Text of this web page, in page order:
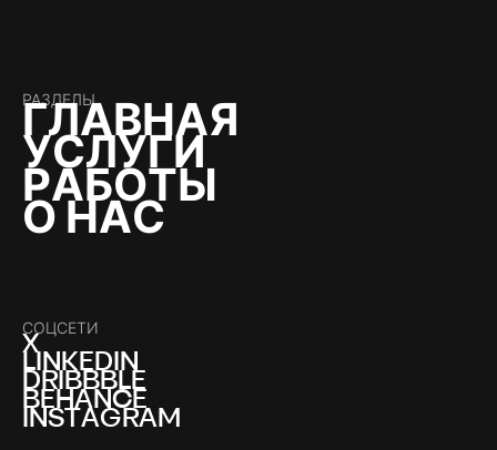
РАЗДЕЛЫ
ГЛ А В Н АЯ
УСЛ У Г И
РА БОТ Ы
О Н АС
СОЦСЕТИ
X
L N KE D N
D R BBBLE
BE HANCE
NSTAG RA M